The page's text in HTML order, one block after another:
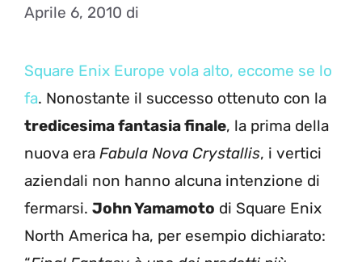
Aprile 6, 2010 di
Square Enix Europe vola alto, eccome se lo
fa. Nonostante il successo ottenuto con la
tredicesima fantasia finale, la prima della
nuova era Fabula Nova Crystallis, i vertici
aziendali non hanno alcuna intenzione di
fermarsi. John Yamamoto di Square Enix
North America ha, per esempio dichiarato: